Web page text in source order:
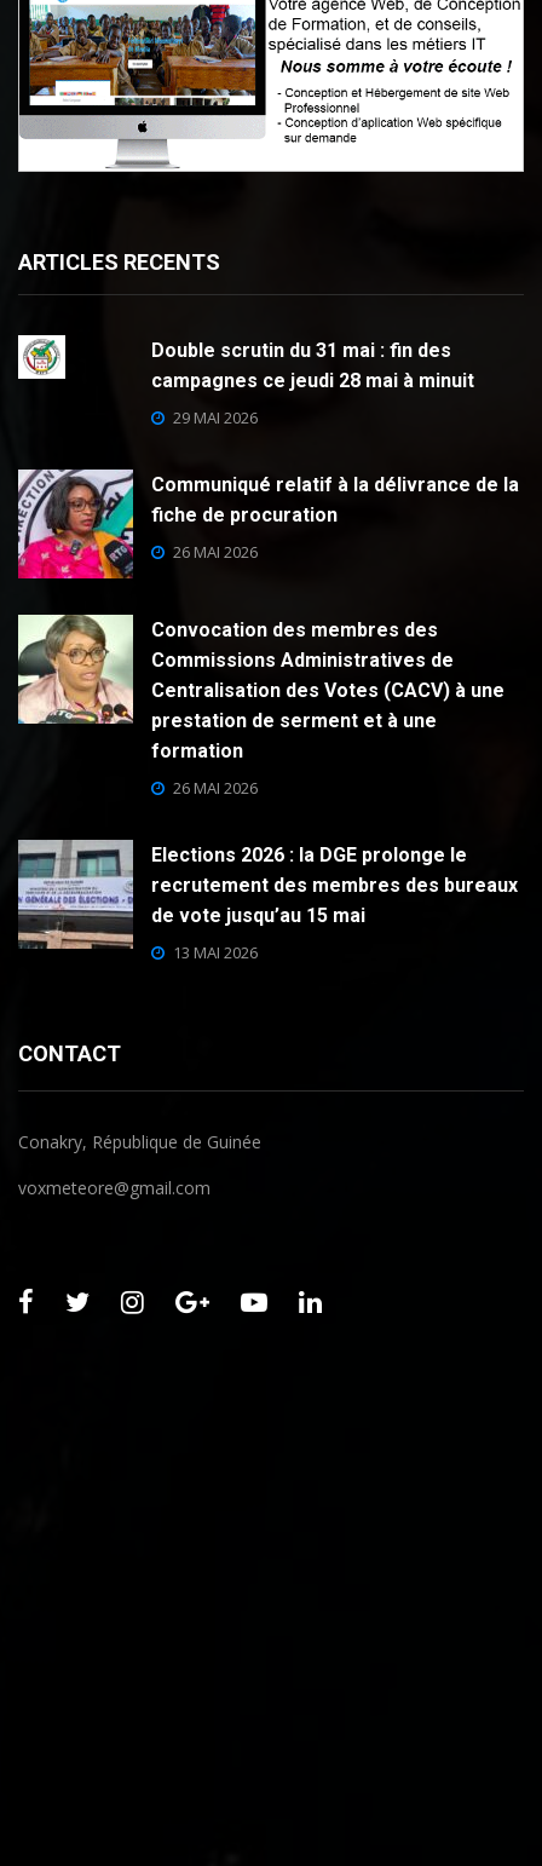
ARTICLES RECENTS
Double scrutin du 31 mai : fin des
campagnes ce jeudi 28 mai à minuit
29 MAI 2026
Communiqué relatif à la délivrance de la
fiche de procuration
26 MAI 2026
Convocation des membres des
Commissions Administratives de
Centralisation des Votes (CACV) à une
prestation de serment et à une
formation
26 MAI 2026
Elections 2026 : la DGE prolonge le
recrutement des membres des bureaux
de vote jusqu’au 15 mai
13 MAI 2026
CONTACT
Conakry, République de Guinée
voxmeteore@gmail.com